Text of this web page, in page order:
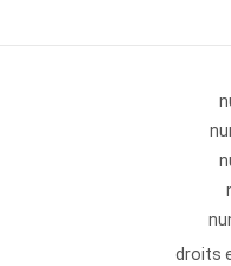
droits